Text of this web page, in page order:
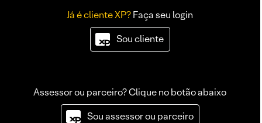
Já é cliente XP?Faça seu login
Sou cliente
Assessor ou parceiro? Clique no botão abaixo
Sou assessor ou parceiro